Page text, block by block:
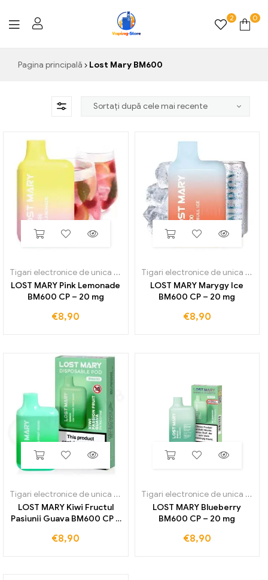
2 0
Pagina principală Lost Mary BM600
Tigari electronice de unica folosinta ,Lost Mary BM600
LOST MARY Pink Lemonade
BM600 CP – 20 mg
€8,90
Tigari electronice de unica folosinta
LOST MARY Marygy Ice
BM600 CP – 20 mg
€8,90
Tigari electronice de unica folosinta ,Lost Mary BM600
LOST MARY Kiwi Fructul
Pasiunii Guava BM600 CP –
€8,90
Tigari electronice de unica folosinta
LOST MARY Blueberry
BM600 CP – 20 mg
€8,90